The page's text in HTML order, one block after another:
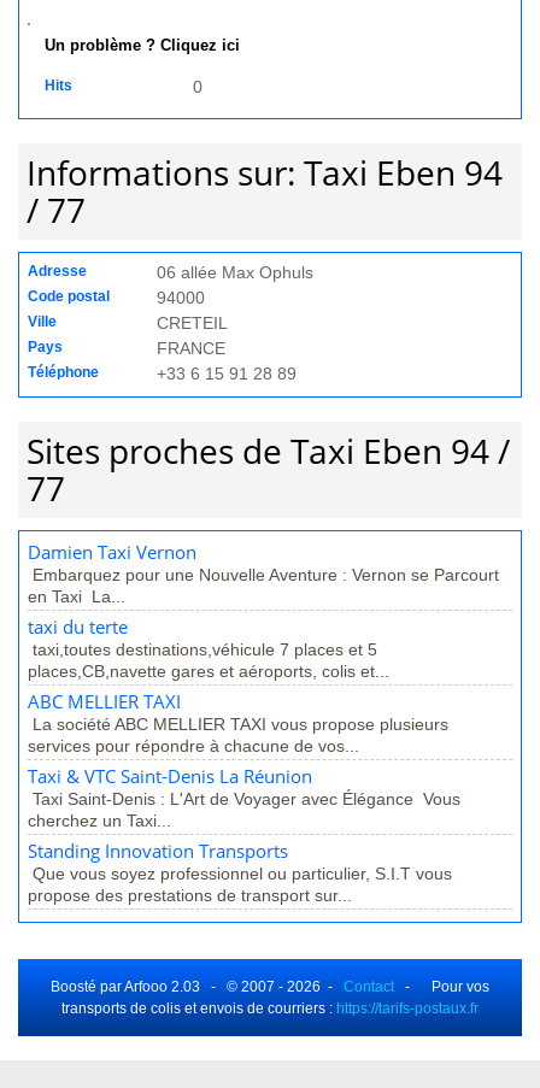
Un problème ? Cliquez ici
Hits 0
Informations sur: Taxi Eben 94
/ 77
Adresse 06 allée Max Ophuls
Code postal 94000
Ville CRETEIL
Pays FRANCE
Téléphone +33 6 15 91 28 89
Sites proches de Taxi Eben 94 /
77
Damien Taxi Vernon
Embarquez pour une Nouvelle Aventure : Vernon se Parcourt
en Taxi La...
taxi du terte
taxi,toutes destinations,véhicule 7 places et 5
places,CB,navette gares et aéroports, colis et...
ABC MELLIER TAXI
La société ABC MELLIER TAXI vous propose plusieurs
services pour répondre à chacune de vos...
Taxi & VTC Saint-Denis La Réunion
Taxi Saint-Denis : L'Art de Voyager avec Élégance Vous
cherchez un Taxi...
Standing Innovation Transports
Que vous soyez professionnel ou particulier, S.I.T vous
propose des prestations de transport sur...
Boosté par Arfooo 2.03 - © 2007 - 2026 - Contact - Pour vos
transports de colis et envois de courriers : https://tarifs-postaux.fr